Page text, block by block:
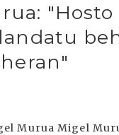
Murua Migel